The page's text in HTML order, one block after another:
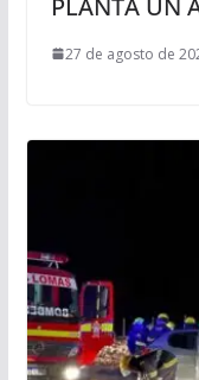
27 de agosto de